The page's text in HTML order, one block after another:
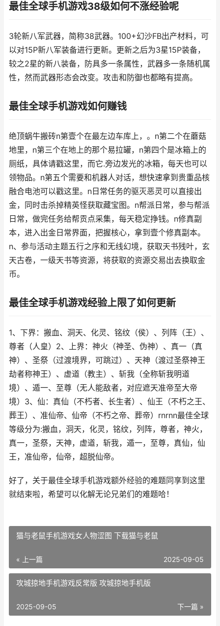
最佳全球手机游戏38级如何不涨经验呢
3轮新八军武器，简称38武器。100+幻沙FB出产材料，可
以对15P新八军装备进行更新。更新之后为3星15P装备，
较之2星的新八装备，防具多一条属性，武器多一条随机属
性，然而武器形态会改变。攻击和防御也都略有提高。
最佳全球手机游戏如何赚钱
绝顶蜗牛搬砖n第壹个在最左边车库上，。n第二个在蘑菇
地里，n第三个在地上的那个易拉罐，n第四个是冰箱上的
厕纸，具体请戳这里，而它.旁边发光的冰箱，每天也可以
领物品。n第五个需要和机器人对话，想快速拿到贵重品核
融合电池可以戳这里。n日常任务的驱灭恶灵可以直接出
金，同时击杀掉精英怪获取藏宝图。n帮派日常，参与帮派
日常，做完任务给帮贡点采集，每天稳定挣钱。n修真副
本，进入出金日常界面，把握核心，拿到壹个修真副本。
n、参与活动主题五行之序和无线幻境，获取天书残叶，玄
天古卷，一级天书等资源，将获取的资源交易出去换取金
币。
最佳全球手机游戏经验上限了如何更新
1、下界：搬血、洞天、化灵、铭纹（侯）、列阵（王）、
尊者（人皇）2、上界：神火（神圣、伪神）、真一（真
神）、圣祭（过渡境界，可跳过）、天神（渡过圣祭神王
劫者称神王）、虚道（教主）、斩我（全称斩我明道
境）、遁一、至尊（无人能敌者，对应遮天准帝至大帝
境）3、仙：真仙（不朽者、长生者）、仙王（不朽之王、
葬王）、准仙帝、仙帝（不朽之帝、葬帝）rnrnn最佳全球
等级分为:搬血，洞天，化灵，铭纹，列阵，尊者，神火，
真一，圣祭，天神，虚道，斩我，遁一，至尊，真仙，仙
王，准仙帝，仙帝，超脱仙帝。
好了，关于最佳全球手机游戏额外经验的难题同享到这里
就结束啦，希望可以化解无论兄弟们的难题哈！
猫与老鼠手机游戏女人物涩图 下载猫与老鼠
« 上一篇 2025-09-05
攻城掠地手机游戏反常版 攻城掠地手机版
下一篇 »
2025-09-05